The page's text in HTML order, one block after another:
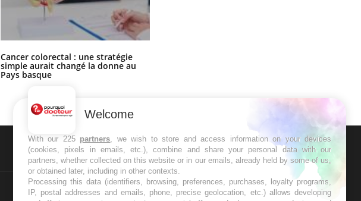
Cancer colorectal : une stratégie
simple aurait changé la donne au
Pays basque
NEWSLETTER
Recevez toutes les semaines les meilleures
Welcome
With our 225 partners, we wish to store and access information on your devices
(cookies, pixels in emails, etc.), combine and share your personal data with our
partners, whether collected on this website or in our emails, already held by some of us,
or obtained later, including in other contexts.
Processing this data (identifiers, browsing, preferences, purchases, loyalty programs,
IP, postal addresses and emails, phone, precise geolocation, etc.) allows developing